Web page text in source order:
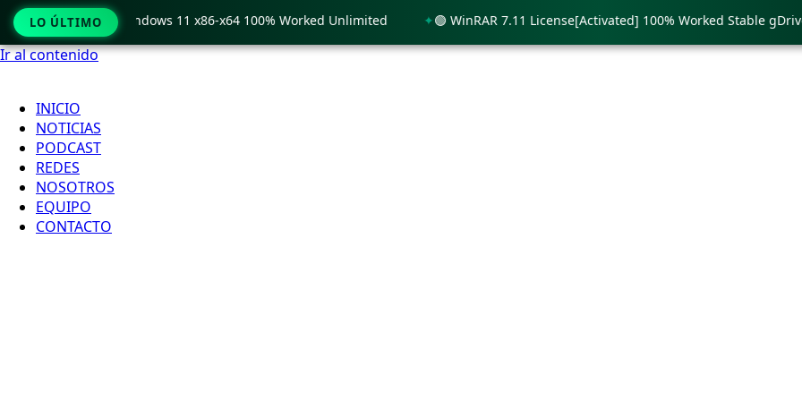
Ir al contenido
INICIO
NOTICIAS
PODCAST
REDES
NOSOTROS
EQUIPO
CONTACTO
LO ÚLTIMO
Crack only Windows 11 x86-x64 100% Worked Unlimited 🟢 WinRAR 7.11 License[Activated] 100% Worked Stable gDrive